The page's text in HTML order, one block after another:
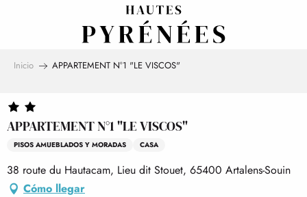
Inicio APPARTEMENT N°1 "LE VISCOS"
APPARTEMENT N°1 "LE VISCOS"
PISOS AMUEBLADOS Y MORADAS CASA
38 route du Hautacam, Lieu dit Stouet, 65400 Artalens-Souin
Cómo llegar